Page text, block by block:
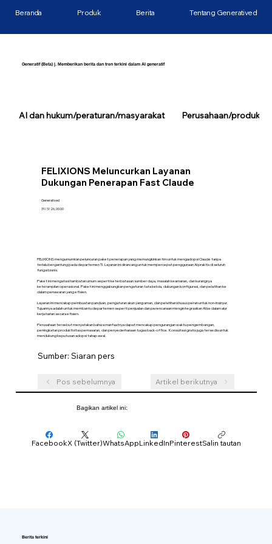
Generatif (Beta) |. Memberikan berita dan tren terkini dalam AI generatif
FELIXIONS Meluncurkan Layanan
Dukungan Penerapan Fast Claude
Generatived
31/3/26, 00.00
FELIXIONS mengumumkan peluncuran paket penerapan yang memungkinkan tim untuk mengadopsi Claude tanpa
terlalu bergantung pada departemen TI. Layanan ini dirancang untuk mempercepat penggunaan AI praktis di seluruh
fungsi bisnis.
Paket ini mengatasi hambatan umum seperti keterbatasan sumber daya, masalah keamanan, dan kurangnya
keterampilan operasional. Paket ini menggabungkan pengaturan tata kelola, dukungan konfigurasi, dan pelatihan ke
dalam penawaran yang efisien.
Layanan ini mencakup pembuatan panduan, pengaturan akun yang aman, dan pelatihan khusus peran untuk non-insinyur.
Tujuannya adalah untuk membantu departemen seperti penjualan dan perencanaan mengintegrasikan AI ke dalam alur
kerja harian secara efisien.
Perusahaan tersebut menyatakan bahwa manfaatnya dapat mencakup pengurangan waktu pengembangan,
peningkatan produktivitas pemasaran, dan penyederhanaan tugas back-office. Konsultasi gratis juga tersedia untuk
mendukung keputusan adopsi tahap awal.
Sumber: Siaran pers
Pos sebelumnya Artikel berikutnya
Beranda Produk Berita Tentang Generatived
Bagikan artikel ini:
FacebookX (Twitter)WhatsAppLinkedInPinterestSalin tautan
AI dan hukum/peraturan/masyarakat Perusahaan/produk/
Berita terkini